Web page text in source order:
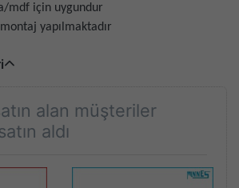
mdf için uygundur
yapılmaktadır
alan müşteriler
aldı